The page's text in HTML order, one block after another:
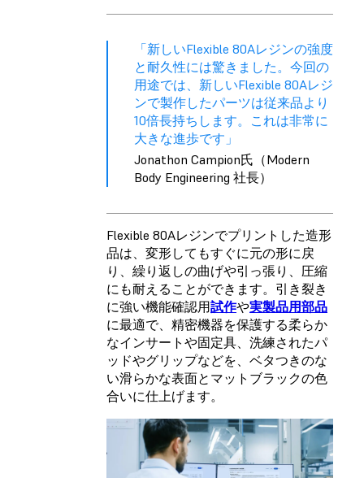
「新しいFlexible 80Aレジンの強度
と耐久性には驚きました。今回の
用途では、新しいFlexible 80Aレジ
ンで製作したパーツは従来品より
10倍長持ちします。これは非常に
大きな進歩です」
Jonathon Campion氏（Modern
Body Engineering 社長）
Flexible 80Aレジンでプリントした造形
品は、変形してもすぐに元の形に戻
り、繰り返しの曲げや引っ張り、圧縮
にも耐えることができます。引き裂き
に強い機能確認用試作や実製品用部品
に最適で、精密機器を保護する柔らか
なインサートや固定具、洗練されたパ
ッドやグリップなどを、ベタつきのな
い滑らかな表面とマットブラックの色
合いに仕上げます。